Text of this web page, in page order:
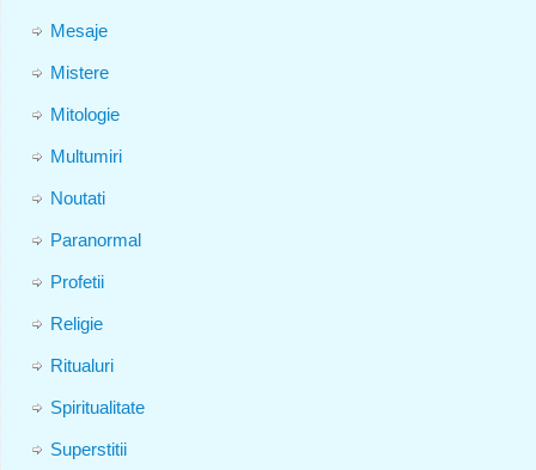
Mesaje
Mistere
Mitologie
Multumiri
Noutati
Paranormal
Profetii
Religie
Ritualuri
Spiritualitate
Superstitii